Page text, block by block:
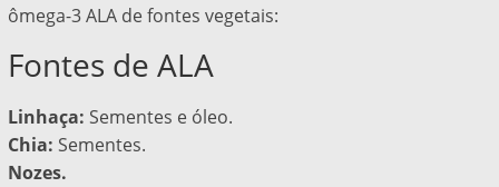
ômega-3 ALA de fontes vegetais:
Fontes de ALA
Linhaça: Sementes e óleo.
Chia: Sementes.
Nozes.